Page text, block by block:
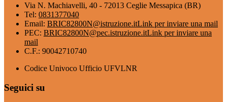
Via N. Machiavelli, 40 - 72013 Ceglie Messapica (BR)
Tel: 0831377040
Email: BRIC82800N@istruzione.itLink per inviare una mail
PEC: BRIC82800N@pec.istruzione.itLink per inviare una
mail
C.F.: 90042710740
Codice Univoco Ufficio UFVLNR
Seguici su